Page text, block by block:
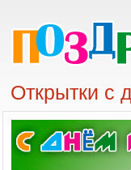
Открытки с